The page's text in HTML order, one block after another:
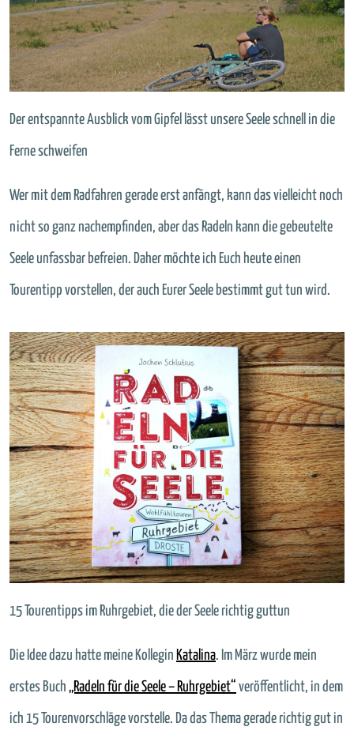
Der entspannte Ausblick vom Gipfel lässt unsere Seele schnell in die
Ferne schweifen
Wer mit dem Radfahren gerade erst anfängt, kann das vielleicht noch
nicht so ganz nachempfinden, aber das Radeln kann die gebeutelte
Seele unfassbar befreien. Daher möchte ich Euch heute einen
Tourentipp vorstellen, der auch Eurer Seele bestimmt gut tun wird.
15 Tourentipps im Ruhrgebiet, die der Seele richtig guttun
Die Idee dazu hatte meine Kollegin Katalina. Im März wurde mein
erstes Buch „Radeln für die Seele – Ruhrgebiet“ veröffentlicht, in dem
ich 15 Tourenvorschläge vorstelle. Da das Thema gerade richtig gut in